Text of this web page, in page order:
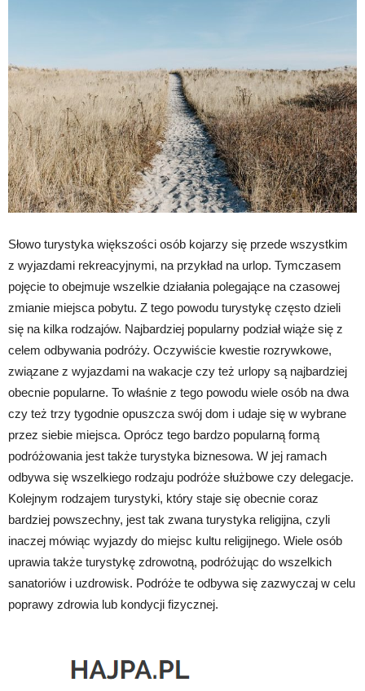
Słowo turystyka większości osób kojarzy się przede wszystkim
z wyjazdami rekreacyjnymi, na przykład na urlop. Tymczasem
pojęcie to obejmuje wszelkie działania polegające na czasowej
zmianie miejsca pobytu. Z tego powodu turystykę często dzieli
się na kilka rodzajów. Najbardziej popularny podział wiąże się z
celem odbywania podróży. Oczywiście kwestie rozrywkowe,
związane z wyjazdami na wakacje czy też urlopy są najbardziej
obecnie popularne. To właśnie z tego powodu wiele osób na dwa
czy też trzy tygodnie opuszcza swój dom i udaje się w wybrane
przez siebie miejsca. Oprócz tego bardzo popularną formą
podróżowania jest także turystyka biznesowa. W jej ramach
odbywa się wszelkiego rodzaju podróże służbowe czy delegacje.
Kolejnym rodzajem turystyki, który staje się obecnie coraz
bardziej powszechny, jest tak zwana turystyka religijna, czyli
inaczej mówiąc wyjazdy do miejsc kultu religijnego. Wiele osób
uprawia także turystykę zdrowotną, podróżując do wszelkich
sanatoriów i uzdrowisk. Podróże te odbywa się zazwyczaj w celu
poprawy zdrowia lub kondycji fizycznej.